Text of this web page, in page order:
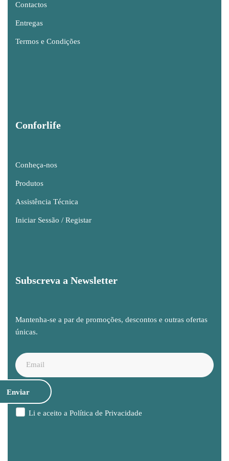
Contactos
Entregas
Termos e Condições
Conforlife
Conheça-nos
Produtos
Assistência Técnica
Iniciar Sessão / Registar
Subscreva a Newsletter
Mantenha-se a par de promoções, descontos e outras ofertas
únicas.
Li e aceito a Política de Privacidade